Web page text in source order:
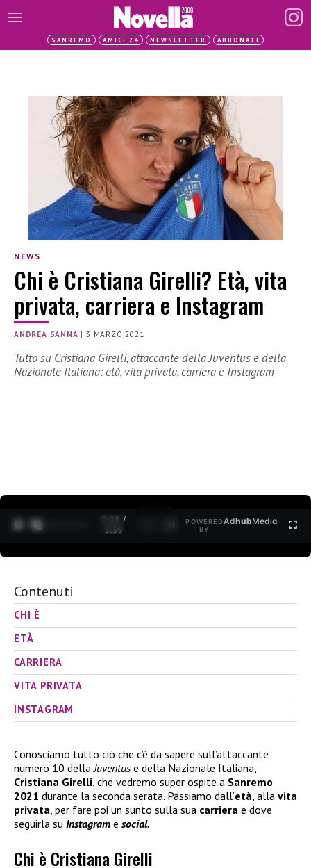
SANREMO AMICI 24 NEWSLETTER ABBONATI
NEWS
Chi è Cristiana Girelli? Età, vita
privata, carriera e Instagram
ANDREA SANNA |3 MARZO 2021
Tutto su Cristiana Girelli, attaccante della Juventus e della
Nazionale Italiana: età, vita privata, carriera e Instagram
0:30 /
3:35
POWERED
BY
AdhubMedia
Contenuti
CHI È
ETÀ
CARRIERA
VITA PRIVATA
INSTAGRAM
Conosciamo tutto ciò che c’è da sapere sull’attaccante
numero 10 dellaJuventuse della Nazionale Italiana,
Cristiana Girelli, che vedremo super ospite a Sanremo
2021 durante la seconda serata. Passiamo dall’età, alla vita
privata, per fare poi un sunto sulla sua carriera e dove
seguirla su Instagram e social.
Chi è Cristiana Girelli